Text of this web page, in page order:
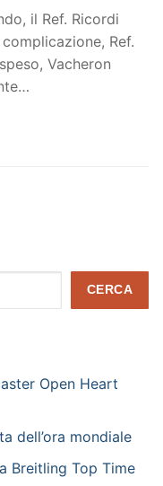
il Ref. Ricordi
Ref.
Vacheron
CERCA
Open Heart
dell’ora mondiale
Breitling Top Time